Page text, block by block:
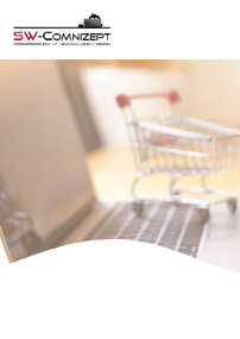
Inhalt
springen